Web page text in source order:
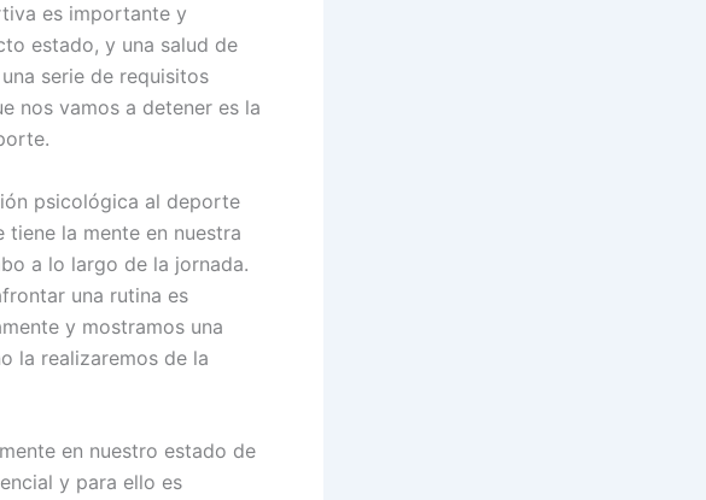
es importante y
estado, y una salud de
serie de requisitos
nos vamos a detener es la
psicológica al deporte
la mente en nuestra
a lo largo de la jornada.
una rutina es
y mostramos una
la realizaremos de la
en nuestro estado de
y para ello es